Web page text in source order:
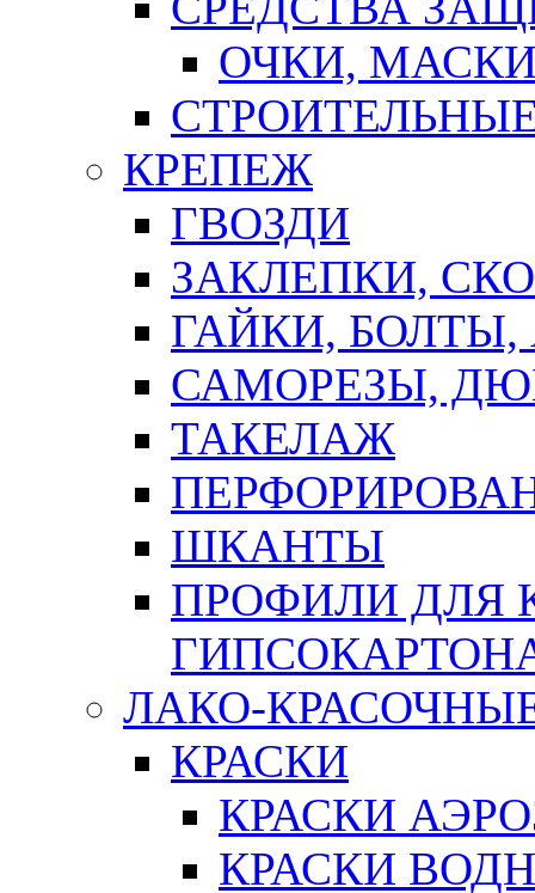
ОЧКИ,
КРЕПЕЖ
ГВОЗДИ
ЗАКЛЕПКИ,
ГАЙКИ,
САМОРЕЗЫ,
ТАКЕЛАЖ
ШКАНТЫ
ПРОФИЛИ ДЛЯ
ЛАКО-
КРАСКИ
КРАСКИ
КРАСКИ